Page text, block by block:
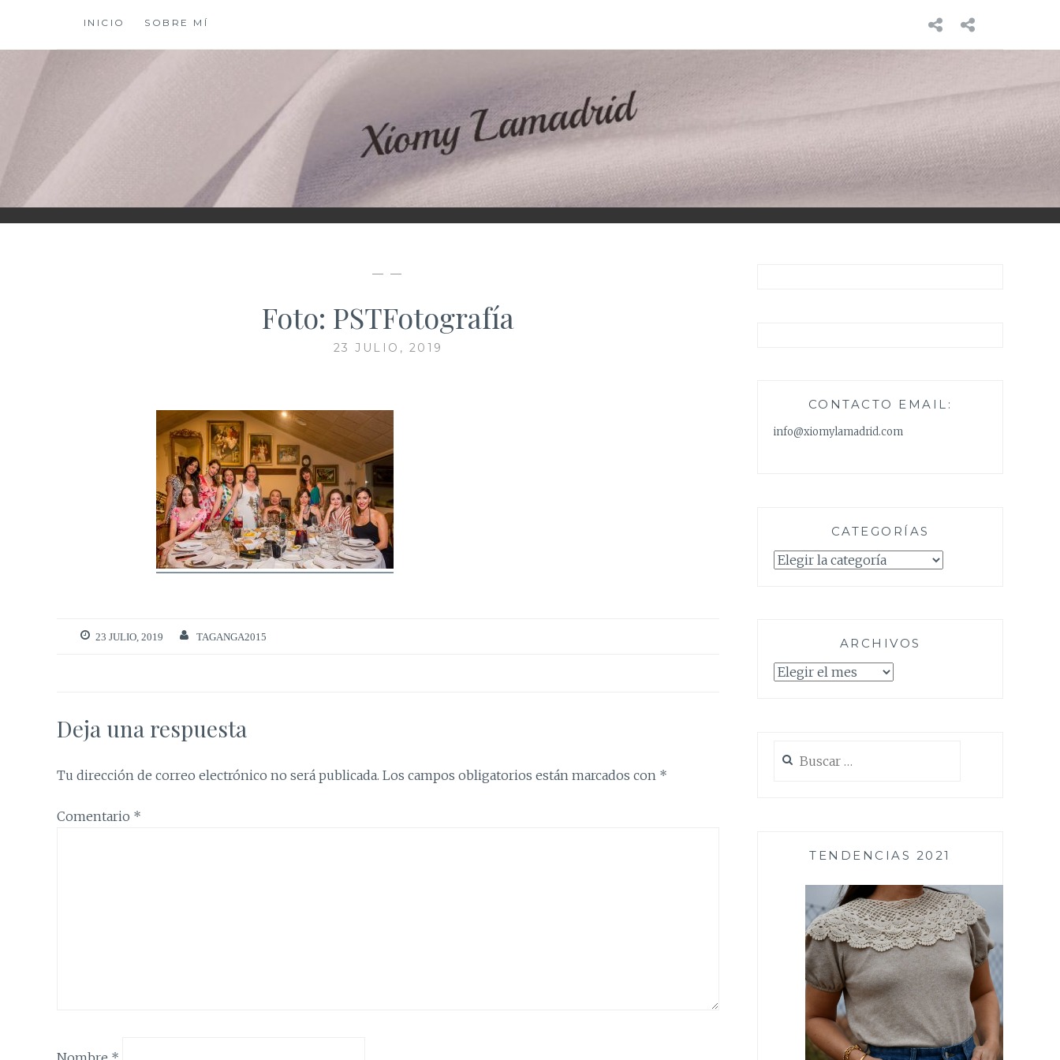
contenido
INICIO SOBRE MÍ INICIO
XIOMY LAMADRID
— —
Foto: PSTFotografía
23 JULIO, 2019
23 JULIO, 2019 TAGANGA2015
Deja una respuesta
Tu dirección de correo electrónico no será publicada. Los campos obligatorios están marcados con *
Comentario *
CONTACTO EMAIL:
info@xiomylamadrid.com
CATEGORÍAS
Categorías
ARCHIVOS
Archivos
TENDENCIAS 2021